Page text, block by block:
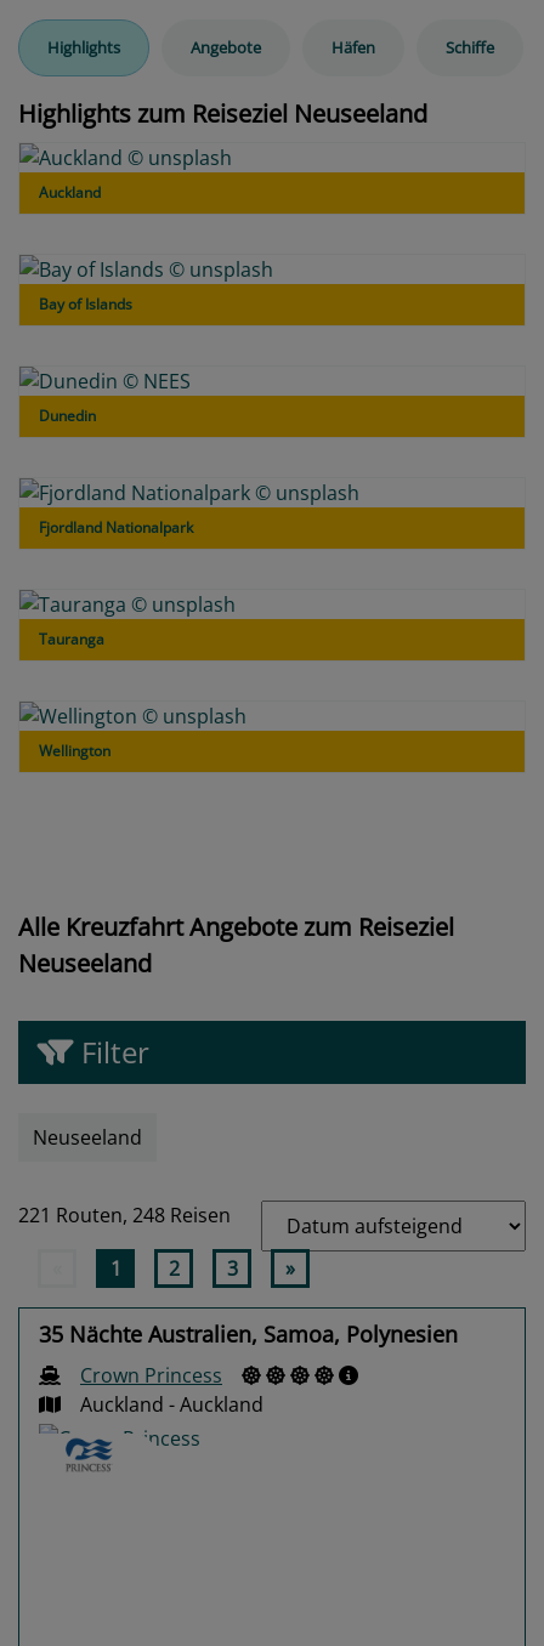
Highlights Angebote Häfen Schiffe
Highlights zum Reiseziel Neuseeland
Auckland
Bay of Islands
Dunedin
Fjordland Nationalpark
Tauranga
Wellington
Alle Kreuzfahrt Angebote zum Reiseziel
Neuseeland
Filter
Neuseeland
221 Routen, 248 Reisen
1 2 3 »
35 Nächte Australien, Samoa, Polynesien
Crown Princess
Auckland - Auckland